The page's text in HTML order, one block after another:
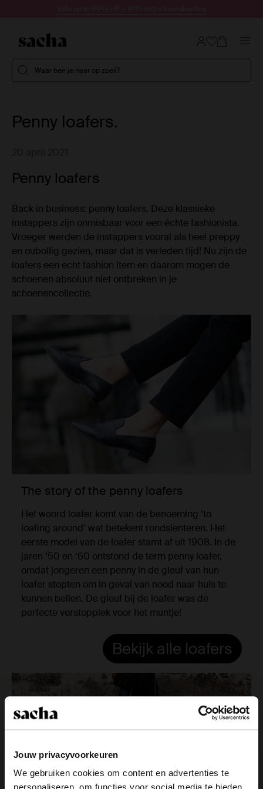
Jouw privacyvoorkeuren
We gebruiken cookies om content en advertenties te
Waar ben je naar op zoek?
Penny loafers.
Penny loafers
Back in business: penny loafers. Deze klassieke
instappers zijn onmisbaar voor een échte fashionista.
Vroeger werden de instappers vooral als heel preppy
en oubollig gezien, maar dat is verleden tijd! Nu zijn de
loafers een echt fashion item en daarom mogen de
schoenen absoluut niet ontbreken in je
schoenencollectie.
The story of the penny loafers
Het woord loafer komt van de benoeming ‘to
loafing around’ wat betekent rondslenteren. Het
eerste model van de loafer stamt af uit 1908. In de
jaren ‘50 en ‘60 ontstond de term penny loafer,
omdat jongeren een penny in de gleuf van hun
loafer stopten om in geval van nood naar huis te
kunnen bellen. De gleuf bij de loafer was de
perfecte verstopplek voor het muntje!
Bekijk alle loafers